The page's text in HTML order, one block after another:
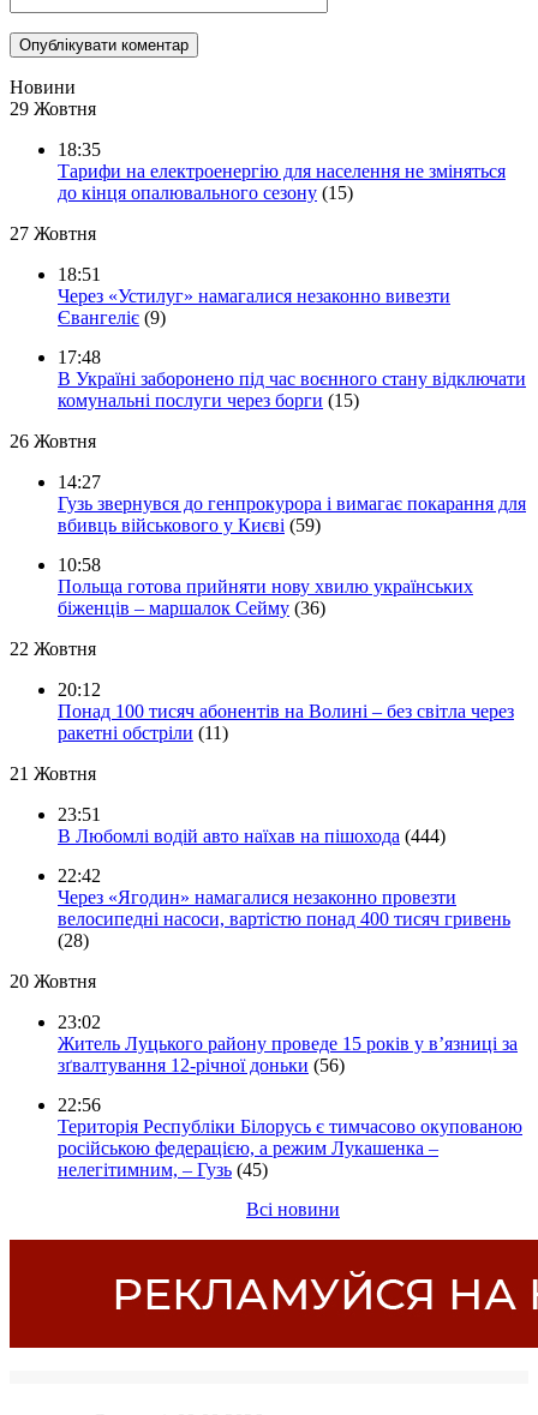
Новини
29 Жовтня
18:35
Тарифи на електроенергію для населення не зміняться
до кінця опалювального сезону (15)
27 Жовтня
18:51
Через «Устилуг» намагалися незаконно вивезти
Євангеліє (9)
17:48
В Україні заборонено під час воєнного стану відключати
комунальні послуги через борги (15)
26 Жовтня
14:27
Гузь звернувся до генпрокурора і вимагає покарання для
вбивць військового у Києві (59)
10:58
Польща готова прийняти нову хвилю українських
біженців – маршалок Сейму (36)
22 Жовтня
20:12
Понад 100 тисяч абонентів на Волині – без світла через
ракетні обстріли (11)
21 Жовтня
23:51
В Любомлі водій авто наїхав на пішохода (444)
22:42
Через «Ягодин» намагалися незаконно провезти
велосипедні насоси, вартістю понад 400 тисяч гривень
(28)
20 Жовтня
23:02
Житель Луцького району проведе 15 років у в’язниці за
зґвалтування 12-річної доньки (56)
22:56
Територія Республіки Білорусь є тимчасово окупованою
російською федерацією, а режим Лукашенка –
нелегітимним, – Гузь (45)
Всі новини